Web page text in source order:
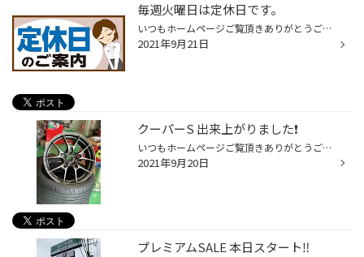
毎週火曜日は定休日です。
いつもホームページご覧頂きありがとうございます。 当店は堺市西区、13号線沿いにあるタイヤ館堺店です。 本日、火曜日は定休日になっております。 大変ご迷惑をおかけしますが、何卒ご了承いただきますよう宜しくお願い申し上げます。 タイヤ館堺店 住所 堺市西区鳳南町4-394 ☎︎ 072-272-3536 営...
2021年9月21日
クーパーS 出来上がりました❗️
いつもホームページご覧頂きありがとうございます。 当店は堺市西区、13号線沿いにあるタイヤ館堺店です。 8日アップした投稿の続きです^_^ ミニクーパーSのホイール&車高調キットお取付 ホイールはレイズのボルクレーシングG025 車高調はKWのストリートコンフォートです。 めちゃくちゃかっちょい...
2021年9月20日
プレミアムSALE 本日スタート‼️